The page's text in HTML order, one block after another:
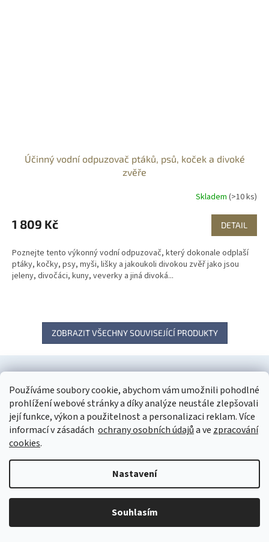
Používáme soubory cookie, abychom vám umožnili pohodlné
prohlížení webové stránky a díky analýze neustále zlepšovali
její funkce, výkon a použitelnost a personalizaci reklam. Více
informací v zásadách ochrany osobních údajůa ve zpracování
cookies.
Nastavení
Souhlasím
Účinný vodní odpuzovač ptáků, psů, koček a divoké
zvěře
Skladem (>10 ks)
1 809 Kč DETAIL
Poznejte tento výkonný vodní odpuzovač, který dokonale odplaší
ptáky, kočky, psy, myši, lišky a jakoukoli divokou zvěř jako jsou
jeleny, divočáci, kuny, veverky a jiná divoká...
ZOBRAZIT VŠECHNY SOUVISEJÍCÍ PRODUKTY
Z
Informace pro vás
Jak nakupovat
Obchodní podmínky
Zásady ochrany osobních údajů
Reklamace a vrácení
Informace o používání souborů cookies
Kontakty